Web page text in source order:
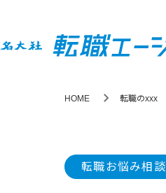
HOME 転職のxxx
転職お悩み相談